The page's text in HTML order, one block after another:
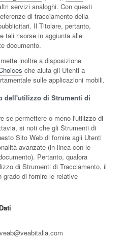
servizi analoghi. Con questi
di tracciamento della
Il Titolare, pertanto,
tali risorse in aggiunta alle
documento.
inoltre a disposizione
che aiuta gli Utenti a
sulle applicazioni mobili.
dell'utilizzo di Strumenti di
se permettere o meno l'utilizzo di
si noti che gli Strumenti di
Sito Web di fornire agli Utenti
avanzate (in linea con le
Pertanto, qualora
di Strumenti di Tracciamento, il
grado di fornire le relative
veab@veabitalia.com